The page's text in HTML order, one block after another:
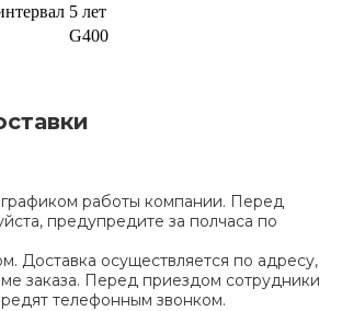
5 лет
G400
графиком работы компании. Перед
предупредите за полчаса по
Доставка осуществляется по адресу,
заказа. Перед приездом сотрудники
телефонным звонком.